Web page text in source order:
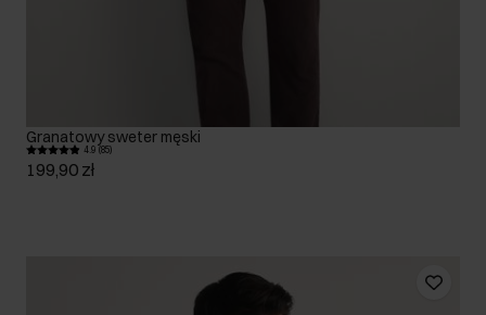
Granatowy sweter męski
4.9 (85)
199,90 zł